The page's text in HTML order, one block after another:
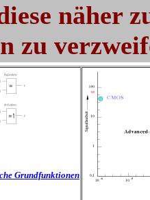
näher
zu
Grundfunktionen